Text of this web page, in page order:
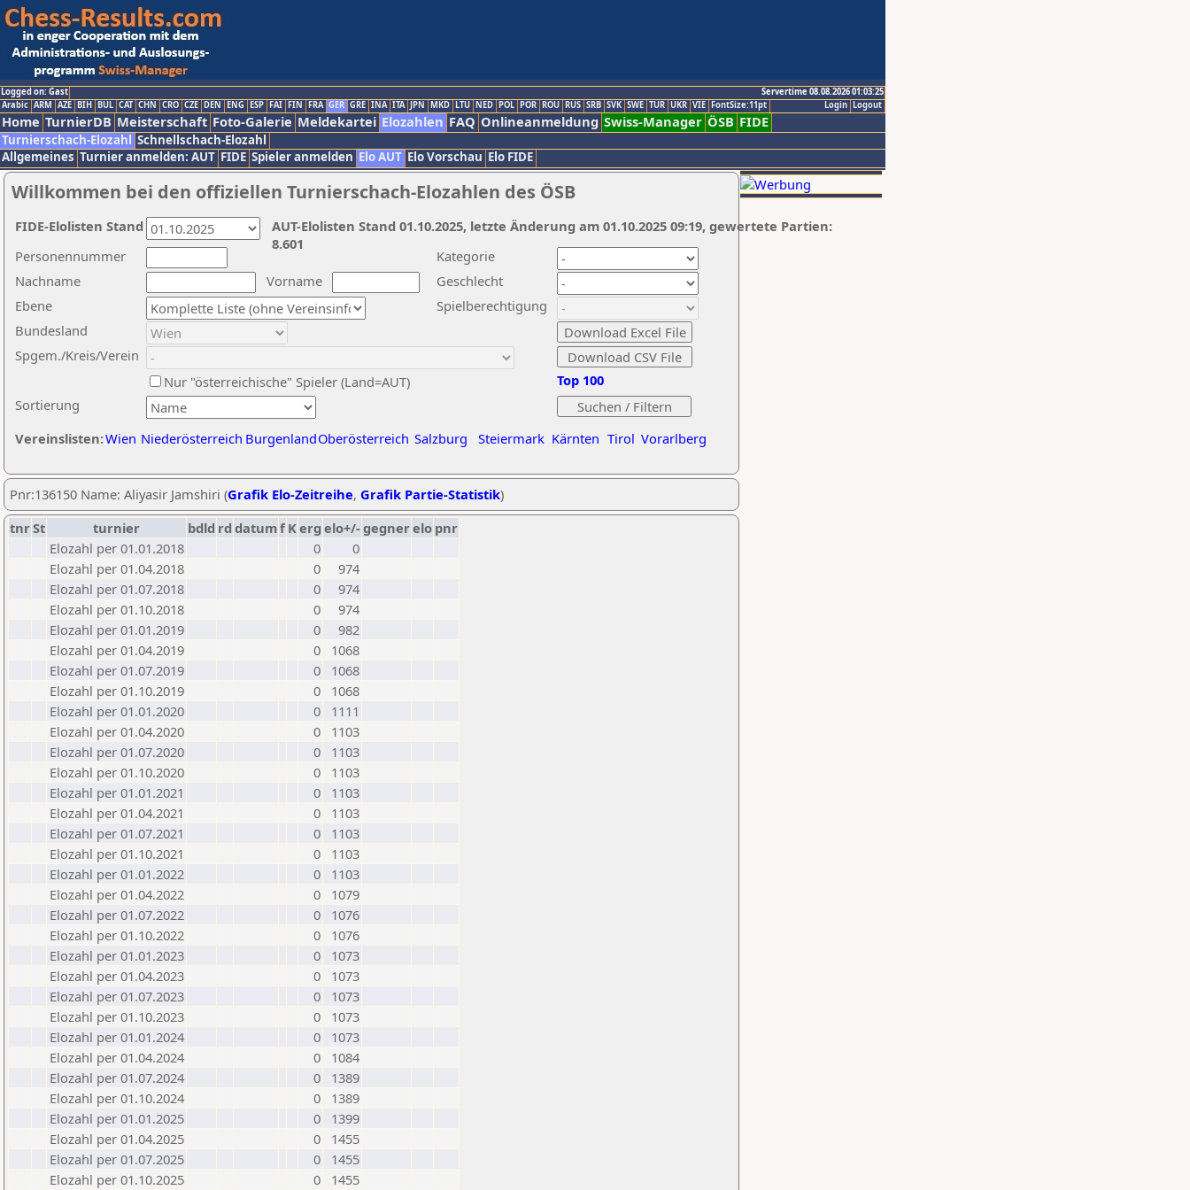
Logged on: Gast
Servertime 08.08.2026 01:03:25
Logout
Login
Arabic ARM AZE BIH BUL CAT CHN CRO CZE DEN ENG ESP FAI FIN FRA GER GRE INA ITA JPN MKD LTU NED POL POR ROU RUS SRB SVK SWE TUR UKR VIE FontSize:11pt
Home TurnierDB Meisterschaft Foto-Galerie Meldekartei Elozahlen FAQ Onlineanmeldung Swiss-Manager ÖSB FIDE
Turnierschach-Elozahl Schnellschach-Elozahl
Allgemeines Turnier anmelden: AUT FIDE Spieler anmelden Elo AUT Elo Vorschau Elo FIDE
Willkommen bei den offiziellen Turnierschach-Elozahlen des ÖSB
Nachname
Vorname
Ebene
Kategorie
Sortierung
Personennummer
Bundesland
Spgem./Kreis/Verein
Geschlecht
Nur "österreichische" Spieler (Land=AUT)
Spielberechtigung
Vereinslisten:Wien Niederösterreich BurgenlandOberösterreich Salzburg Steiermark Kärnten Tirol Vorarlberg
Top 100
AUT-Elolisten Stand 01.10.2025, letzte Änderung am 01.10.2025 09:19, gewertete Partien:
8.601
FIDE-Elolisten Stand
Pnr:136150 Name: Aliyasir Jamshiri (Grafik Elo-Zeitreihe, Grafik Partie-Statistik)
tnrSt turnier bdld rd datumf Kerg elo+/-gegnerelo pnr
Elozahl per 01.01.2018
0
0
Elozahl per 01.04.2018
0
974
Elozahl per 01.07.2018
0
974
Elozahl per 01.10.2018
0
974
Elozahl per 01.01.2019
0
982
Elozahl per 01.04.2019
0
1068
Elozahl per 01.07.2019
0
1068
Elozahl per 01.10.2019
0
1068
Elozahl per 01.01.2020
0
1111
Elozahl per 01.04.2020
0
1103
Elozahl per 01.07.2020
0
1103
Elozahl per 01.10.2020
0
1103
Elozahl per 01.01.2021
0
1103
Elozahl per 01.04.2021
0
1103
Elozahl per 01.07.2021
0
1103
Elozahl per 01.10.2021
0
1103
Elozahl per 01.01.2022
0
1103
Elozahl per 01.04.2022
0
1079
Elozahl per 01.07.2022
0
1076
Elozahl per 01.10.2022
0
1076
Elozahl per 01.01.2023
0
1073
Elozahl per 01.04.2023
0
1073
Elozahl per 01.07.2023
0
1073
Elozahl per 01.10.2023
0
1073
Elozahl per 01.01.2024
0
1073
Elozahl per 01.04.2024
0
1084
Elozahl per 01.07.2024
0
1389
Elozahl per 01.10.2024
0
1389
Elozahl per 01.01.2025
0
1399
Elozahl per 01.04.2025
0
1455
Elozahl per 01.07.2025
0
1455
Elozahl per 01.10.2025
0 1455